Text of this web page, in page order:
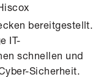
bereitgestellt.
IT-
schnellen und
Sicherheit.